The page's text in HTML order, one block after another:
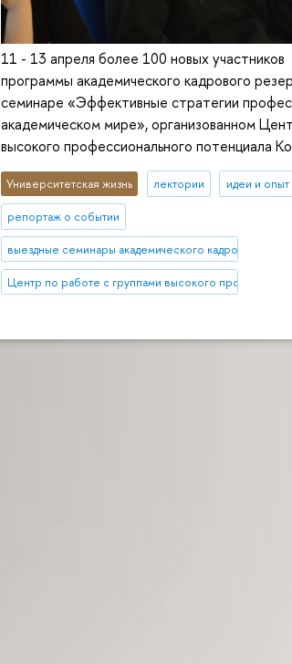
11 - 13 апреля более 100 новых участников
программы академического кадрового
семинаре «Эффективные стратегии
академическом мире», организованном
высокого профессионального потенциала
Университетская жизнь лектории идеи и опыт
репортаж о событии
выездные семинары академического кадрового
Центр по работе с группами высокого